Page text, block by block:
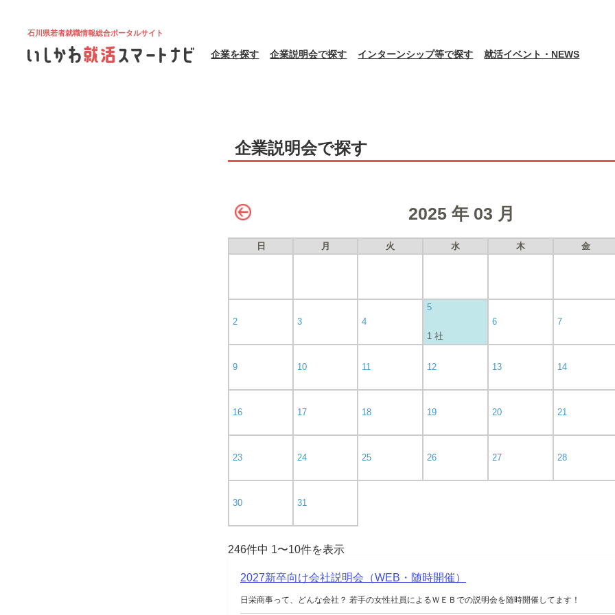
石川県若者就職情報総合ポータルサイト
企業を探す 企業説明会で探す インターンシップ等で探す 就活イベント・NEWS
企業説明会で探す
2025 年 03 月
日 月 火 水 木 金
2 3 4
5
1 社
6 7
9 10 11 12 13 14
16 17 18 19 20 21
23 24 25 26 27 28
30 31
246件中 1〜10件を表示
2027新卒向け会社説明会（WEB・随時開催）
日栄商事って、どんな会社？ 若手の女性社員によるＷＥＢでの説明会を随時開催してます！